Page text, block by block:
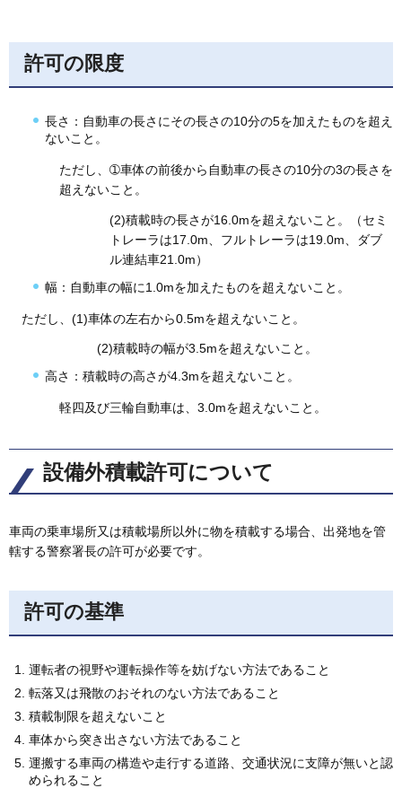
許可の限度
長さ：自動車の長さにその長さの10分の5を加えたものを超え
ないこと。
ただし、➀車体の前後から自動車の長さの10分の3の長さを
超えないこと。
(2)積載時の長さが16.0mを超えないこと。（セミ
トレーラは17.0m、フルトレーラは19.0m、ダブ
ル連結車21.0m）
幅：自動車の幅に1.0mを加えたものを超えないこと。
ただし、(1)車体の左右から0.5mを超えないこと。
(2)積載時の幅が3.5mを超えないこと。
高さ：積載時の高さが4.3mを超えないこと。
軽四及び三輪自動車は、3.0mを超えないこと。
設備外積載許可について
車両の乗車場所又は積載場所以外に物を積載する場合、出発地を管
轄する警察署長の許可が必要です。
許可の基準
運転者の視野や運転操作等を妨げない方法であること
転落又は飛散のおそれのない方法であること
積載制限を超えないこと
車体から突き出さない方法であること
運搬する車両の構造や走行する道路、交通状況に支障が無いと認
められること